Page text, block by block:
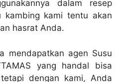
dalam resep
kambing kami tentu akan
hasrat Anda.
mendapatkan agen Susu
yang handal bisa
dengan kami, Anda